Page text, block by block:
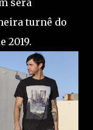
será
turnê do
2019.